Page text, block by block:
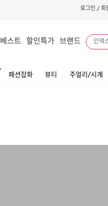
로그인 / 회
베스트 할인특가 브랜드
패션잡화 뷰티 주얼리/시계